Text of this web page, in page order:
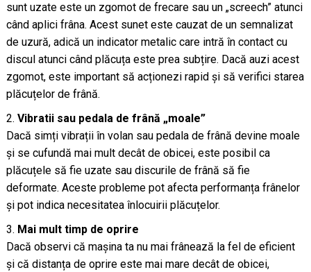
sunt uzate este un zgomot de frecare sau un „screech” atunci
când aplici frâna. Acest sunet este cauzat de un semnalizat
de uzură, adică un indicator metalic care intră în contact cu
discul atunci când plăcuța este prea subțire. Dacă auzi acest
zgomot, este important să acționezi rapid și să verifici starea
plăcuțelor de frână.
Vibratii sau pedala de frână „moale”
Dacă simți vibrații în volan sau pedala de frână devine moale
și se cufundă mai mult decât de obicei, este posibil ca
plăcuțele să fie uzate sau discurile de frână să fie
deformate. Aceste probleme pot afecta performanța frânelor
și pot indica necesitatea înlocuirii plăcuțelor.
Mai mult timp de oprire
Dacă observi că mașina ta nu mai frânează la fel de eficient
și că distanța de oprire este mai mare decât de obicei,